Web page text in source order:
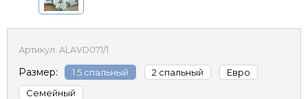
Артикул: ALAVD071/1
Размер: 1.5 спальный 2 спальный
Евро
Семейный